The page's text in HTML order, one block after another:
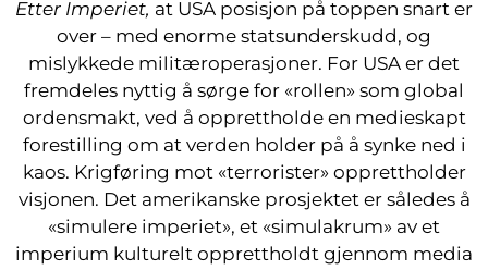
Etter Imperiet, at USA posisjon på toppen snart er
over – med enorme statsunderskudd, og
mislykkede militæroperasjoner. For USA er det
fremdeles nyttig å sørge for «rollen» som global
ordensmakt, ved å opprettholde en medieskapt
forestilling om at verden holder på å synke ned i
kaos. Krigføring mot «terrorister» opprettholder
visjonen. Det amerikanske prosjektet er således å
«simulere imperiet», et «simulakrum» av et
imperium kulturelt opprettholdt gjennom media